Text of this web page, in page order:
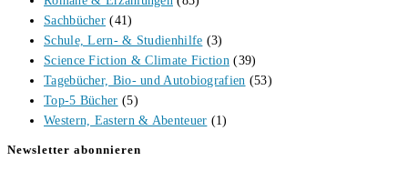
Sachbücher (41)
Schule, Lern- & Studienhilfe (3)
Science Fiction & Climate Fiction (39)
Tagebücher, Bio- und Autobiografien (53)
Top-5 Bücher (5)
Western, Eastern & Abenteuer (1)
Newsletter abonnieren